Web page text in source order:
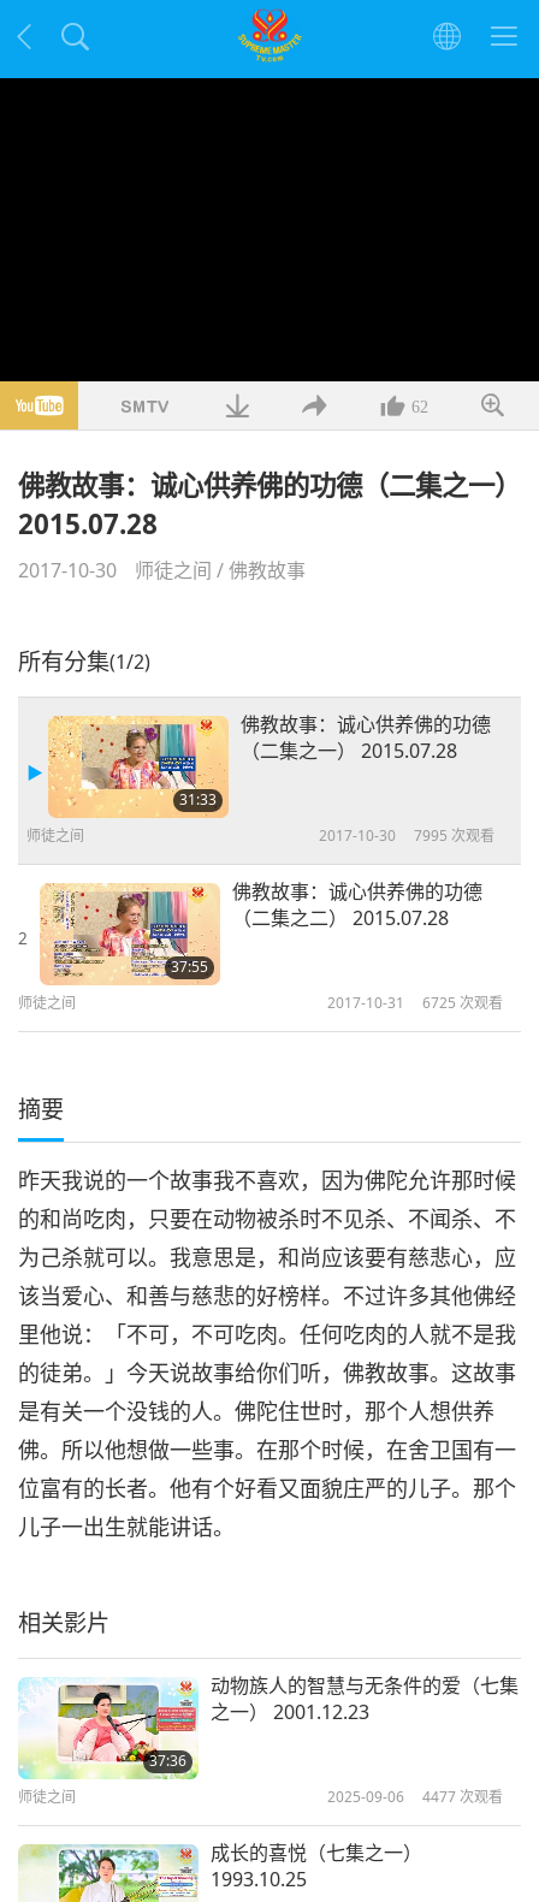
62
佛教故事：诚心供养佛的功德（二集之一）
2015.07.28
2017-10-30 师徒之间 /佛教故事
所有分集(1/2)
31:33
佛教故事：诚心供养佛的功德
（二集之一） 2015.07.28
师徒之间 2017-10-30 7995 次观看
2
37:55
佛教故事：诚心供养佛的功德
（二集之二） 2015.07.28
师徒之间 2017-10-31 6725 次观看
摘要
昨天我说的一个故事我不喜欢，因为佛陀允许那时候
的和尚吃肉，只要在动物被杀时不见杀、不闻杀、不
为己杀就可以。我意思是，和尚应该要有慈悲心，应
该当爱心、和善与慈悲的好榜样。不过许多其他佛经
里他说：「不可，不可吃肉。任何吃肉的人就不是我
的徒弟。」今天说故事给你们听，佛教故事。这故事
是有关一个没钱的人。佛陀住世时，那个人想供养
佛。所以他想做一些事。在那个时候，在舍卫国有一
位富有的长者。他有个好看又面貌庄严的儿子。那个
儿子一出生就能讲话。
相关影片
37:36
动物族人的智慧与无条件的爱（七集
之一） 2001.12.23
师徒之间 2025-09-06 4477 次观看
成长的喜悦（七集之一）
1993.10.25